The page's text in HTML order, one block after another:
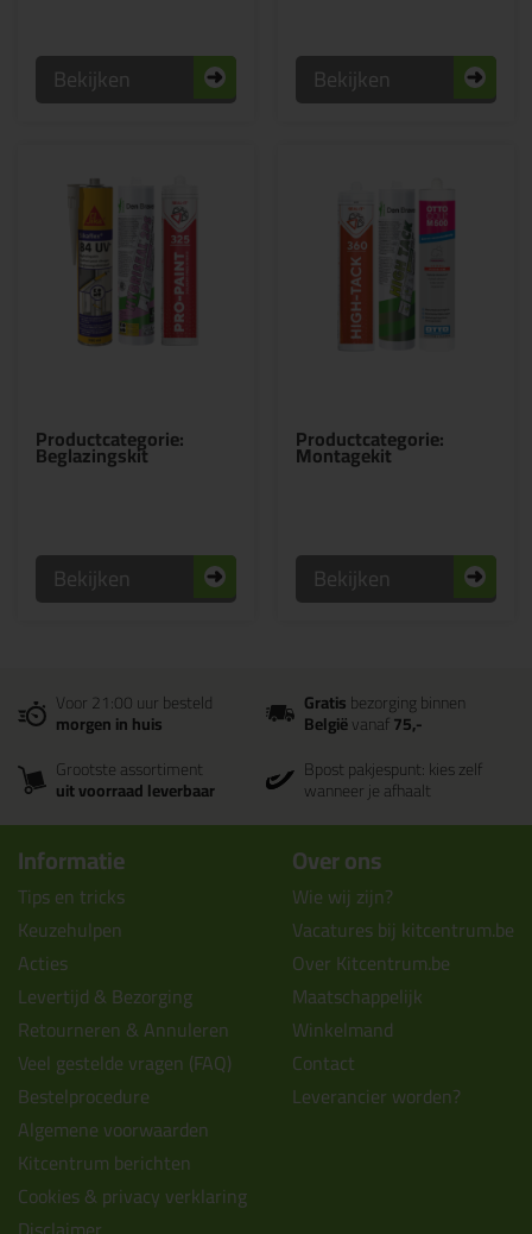
Bekijken Bekijken
Productcategorie:
Beglazingskit
Bekijken
Productcategorie:
Montagekit
Bekijken
Voor 21:00 uur besteld
morgen in huis
Gratisbezorging binnen
Belgiëvanaf75,-
Grootste assortiment
uit voorraad leverbaar
Bpost pakjespunt: kies zelf
wanneer je afhaalt
Informatie
Tips en tricks
Keuzehulpen
Acties
Levertijd & Bezorging
Retourneren & Annuleren
Veel gestelde vragen (FAQ)
Bestelprocedure
Algemene voorwaarden
Kitcentrum berichten
Cookies & privacy verklaring
Over ons
Wie wij zijn?
Vacatures bij kitcentrum.be
Over Kitcentrum.be
Maatschappelijk
Winkelmand
Contact
Leverancier worden?